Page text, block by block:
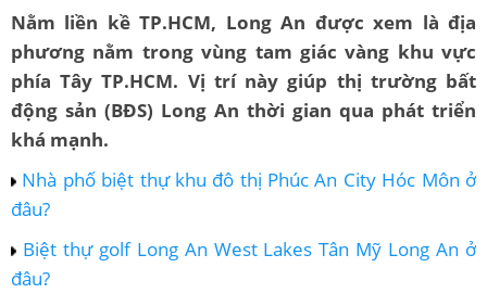
Nằm liền kề TP.HCM, Long An được xem là địa
phương nằm trong vùng tam giác vàng khu vực
phía Tây TP.HCM. Vị trí này giúp thị trường bất
động sản (BĐS) Long An thời gian qua phát triển
khá mạnh.
Nhà phố biệt thự khu đô thị Phúc An City Hóc Môn ở
đâu?
Biệt thự golf Long An West Lakes Tân Mỹ Long An ở
đâu?